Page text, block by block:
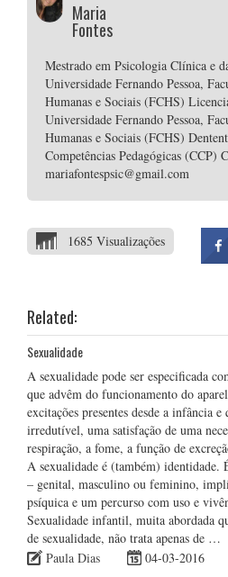
Maria
Fontes
Mestrado em Psicologia Clínica e
Universidade Fernando Pessoa,
Humanas e Sociais (FCHS)
Universidade Fernando Pessoa,
Humanas e Sociais (FCHS)
Competências Pedagógicas (CCP)
mariafontespsic@gmail.com
1685 Visualizações
Related:
Sexualidade
A sexualidade pode ser especificada
que advêm do funcionamento do
excitações presentes desde a infância
irredutível, uma satisfação de uma
respiração, a fome, a função de
A sexualidade é (também) identidade.
– genital, masculino ou feminino,
psíquica e um percurso com uso e
Sexualidade infantil, muita abordada
de sexualidade, não trata apenas de …
Paula Dias
04-03-2016